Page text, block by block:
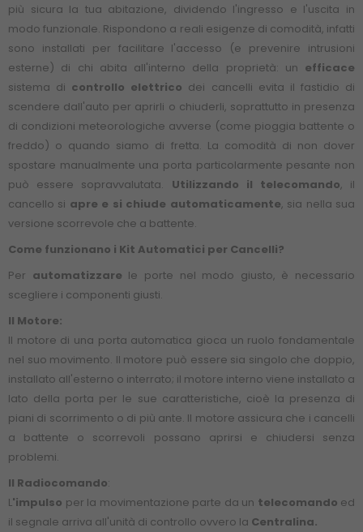
più sicura la tua abitazione, dividendo l'ingresso e l'uscita in
modo funzionale. Rispondono a reali esigenze di comodità, infatti
sono installati per facilitare l'accesso (e prevenire intrusioni
esterne) di chi abita all'interno della proprietà: un efficace
sistema di controllo elettrico dei cancelli evita il fastidio di
scendere dall'auto per aprirli o chiuderli, soprattutto in presenza
di condizioni meteorologiche avverse (come pioggia battente o
freddo) o quando siamo di fretta. La comodità di non dover
spostare manualmente una porta particolarmente pesante non
può essere sopravvalutata. Utilizzando il telecomando, il
cancello si apre e si chiude automaticamente, sia nella sua
versione scorrevole che a battente.
Come funzionano i Kit Automatici per Cancelli?
Per automatizzare le porte nel modo giusto, è necessario
scegliere i componenti giusti.
Il Motore:
Il motore di una porta automatica gioca un ruolo fondamentale
nel suo movimento. Il motore può essere sia singolo che doppio,
installato all'esterno o interrato; il motore interno viene installato a
lato della porta per le sue caratteristiche, cioè la presenza di
piani di scorrimento o di più ante. Il motore assicura che i cancelli
a battente o scorrevoli possano aprirsi e chiudersi senza
problemi.
Il Radiocomando:
L'impulso per la movimentazione parte da un telecomando ed
il segnale arriva all'unità di controllo ovvero la Centralina.